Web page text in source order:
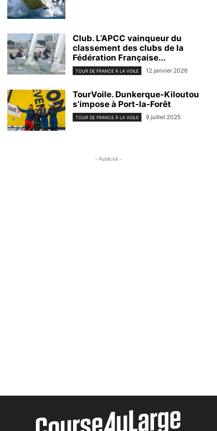
Club. L’APCC vainqueur du
classement des clubs de la
Fédération Française...
TOUR DE FRANCE À LA VOILE 12 janvier 2026
TourVoile. Dunkerque-Kiloutou
s’impose à Port-la-Forêt
TOUR DE FRANCE À LA VOILE 9 juillet 2025
- Publicité -